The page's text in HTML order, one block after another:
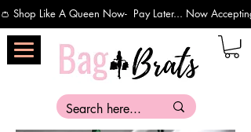
👛 Shop Like A Queen Now-  Pay Later... Now